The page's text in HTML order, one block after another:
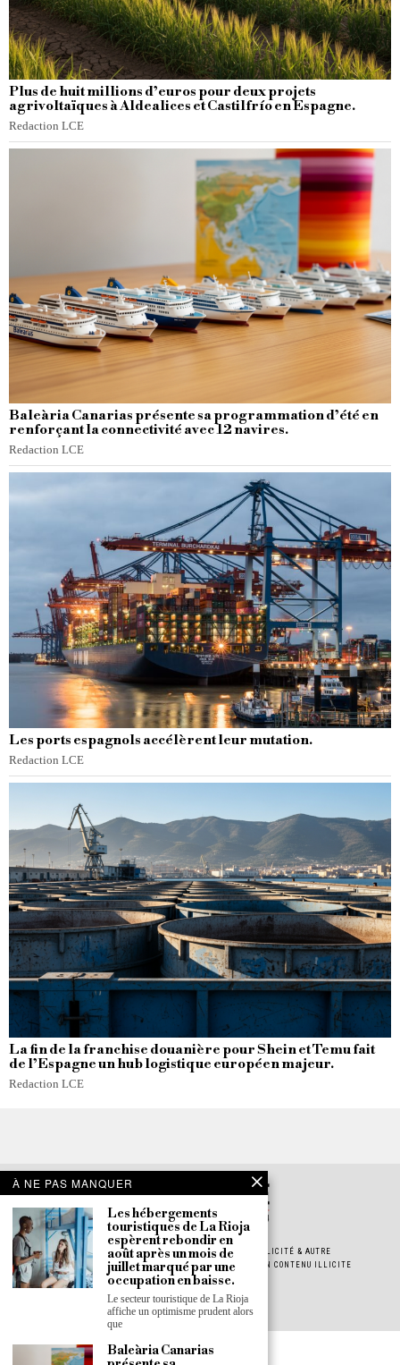
Plus de huit millions d’euros pour deux projets
agrivoltaïques à Aldealices et Castilfrío en Espagne.
Redaction LCE
Baleària Canarias présente sa programmation d’été en
renforçant la connectivité avec 12 navires.
Redaction LCE
Les ports espagnols accélèrent leur mutation.
Redaction LCE
La fin de la franchise douanière pour Shein et Temu fait
de l’Espagne un hub logistique européen majeur.
Redaction LCE
POLITIQUE DE CONFIDENTIALITÉ POLITIQUE DE COOKIES
PUBLICITÉ & AUTRE
JOB & STAGE
INSCRIPTION À LA NEWSLETTER
SIGNALER UN CONTENU ILLICITE
À PROPOS
PRESS ROOM
À NE PAS MANQUER
Les hébergements
touristiques de La Rioja
espèrent rebondir en
août après un mois de
juillet marqué par une
occupation en baisse.
Le secteur touristique de La Rioja
affiche un optimisme prudent alors
que
Baleària Canarias